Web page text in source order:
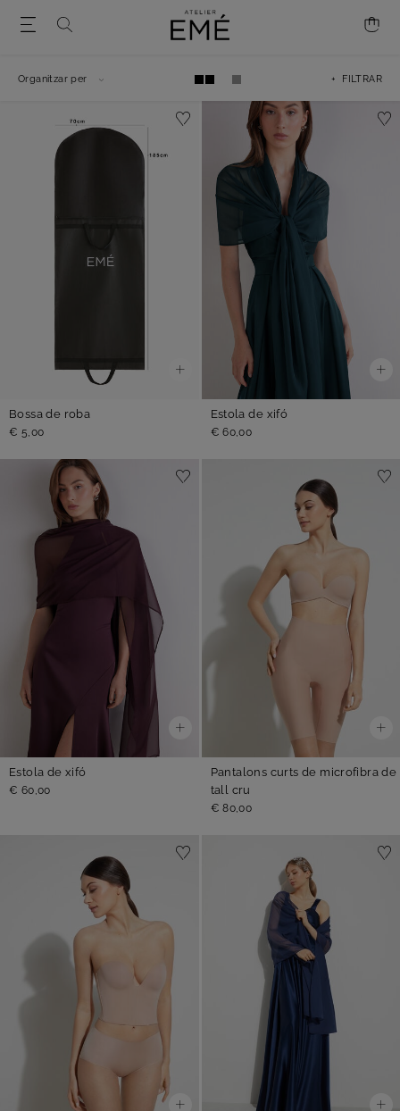
+ FILTRAR
Organitzar per
Bossa de roba
€ 5,00
Estola de xifó
€ 60,00
Estola de xifó
€ 60,00
Pantalons curts de microfibra de
tall cru
€ 80,00